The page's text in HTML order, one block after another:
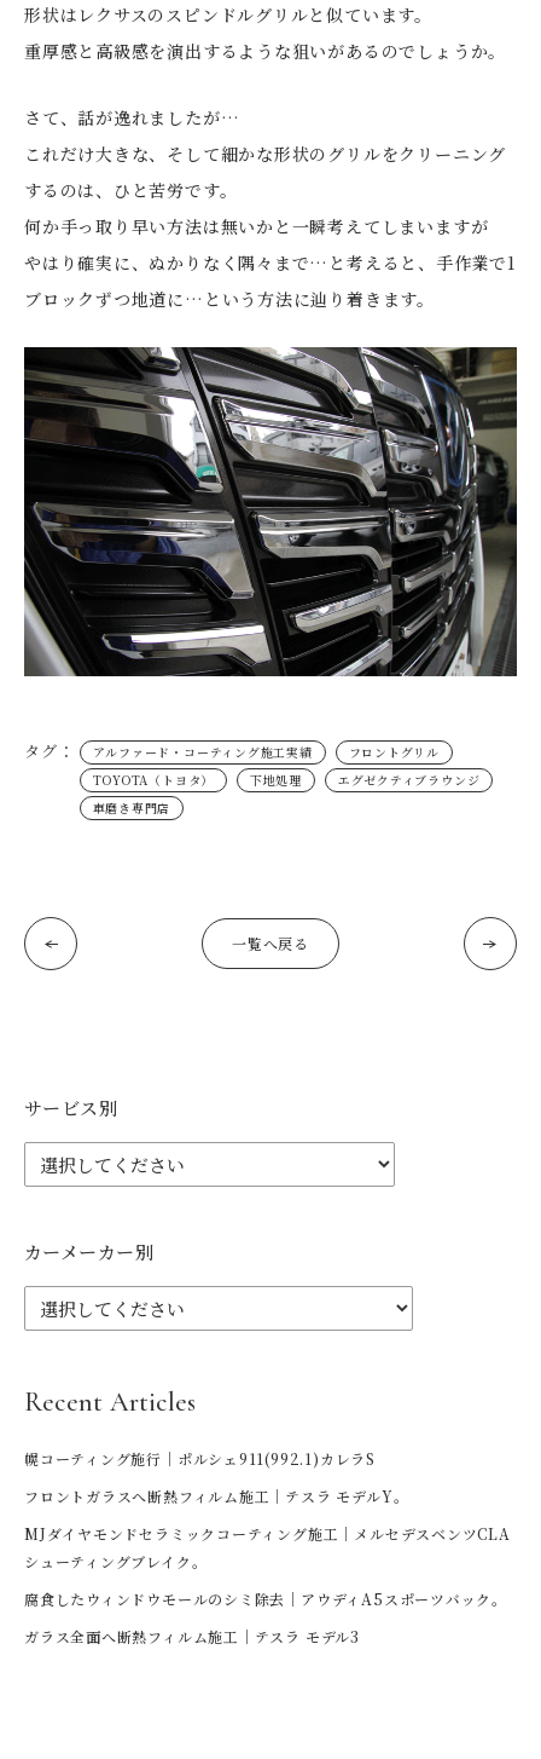
形状はレクサスのスピンドルグリルと似ています。
重厚感と高級感を演出するような狙いがあるのでしょうか。
さて、話が逸れましたが…
これだけ大きな、そして細かな形状のグリルをクリーニング
するのは、ひと苦労です。
何か手っ取り早い方法は無いかと一瞬考えてしまいますが
やはり確実に、ぬかりなく隅々まで…と考えると、手作業で1
ブロックずつ地道に…という方法に辿り着きます。
タグ： アルファード・コーティング施工実績
フロントグリル
TOYOTA（トヨタ）
下地処理
エグゼクティブラウンジ
車磨き専門店
一覧へ戻る
サービス別
カーメーカー別
Recent Articles
幌コーティング施行｜ポルシェ911(992.1)カレラS
フロントガラスへ断熱フィルム施工｜テスラ モデルY。
MJダイヤモンドセラミックコーティング施工｜メルセデスベンツCLA
シューティングブレイク。
腐食したウィンドウモールのシミ除去｜アウディA5スポーツバック。
ガラス全面へ断熱フィルム施工｜テスラ モデル3